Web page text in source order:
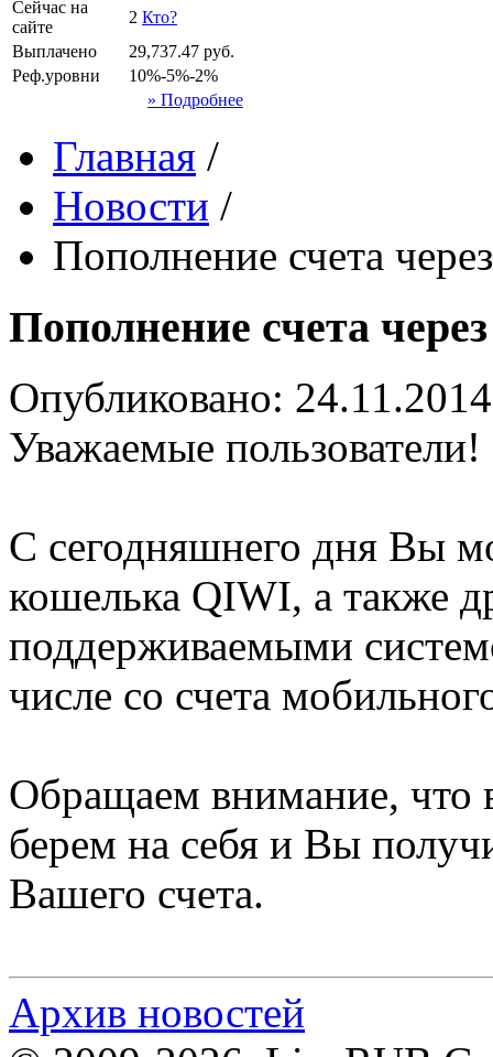
Сейчас на
сайте
2 Кто?
Выплачено
29,737.47 руб.
Реф.уровни
10%-5%-2%
» Подробнее
Главная /
Новости /
Пополнение счета
Пополнение счета
Опубликовано:
Уважаемые пользователи!
С сегодняшнего дня Вы
кошелька QIWI, а также
поддерживаемыми
числе со счета
Обращаем внимание, что
берем на себя и Вы
Вашего счета.
Архив новостей